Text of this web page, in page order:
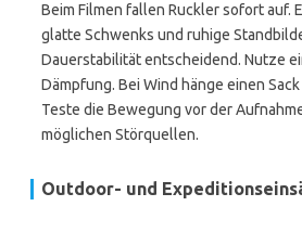
Beim Filmen fallen Ruckler sofort auf.
glatte Schwenks und ruhige
Dauerstabilität entscheidend. Nutze
Dämpfung. Bei Wind hänge einen
Teste die Bewegung vor der
möglichen Störquellen.
Outdoor- und